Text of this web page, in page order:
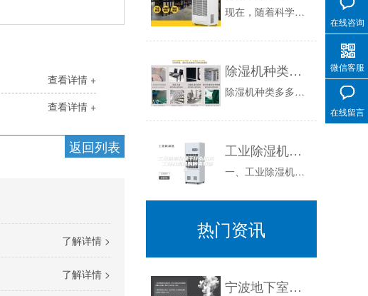
查看详情 +
查看详情 +
返回列表
了解详情 >
了解详情 >
现在，随着科学技术的进步和生活水平的提高，大多数人会选择购买安诗曼除湿机以解决雨季的湿气问题。可以理解的是，智能除湿机不仅具有主要的除湿功能...
除湿机种类多多，正确选效果倍增
除湿机种类多多，正确选效果倍增新闻资讯：相信现在已经有很多家庭、工厂或企业都装有除湿机吧！对于大家来说，与空调一样也真的是一个好东西。在回南...
工业除湿机是干什么用的 工业抽湿机的种类有哪些
一、工业除湿机是干什么用的工业除湿机，又叫工业抽湿机，顾名思义，就是应用于工业用途的除湿机，是一种防范潮湿降低空气湿度的设备。在工厂生产中，...
热门资讯
宁波地下室除湿机厂家
在线咨询
微信客服
在线留言